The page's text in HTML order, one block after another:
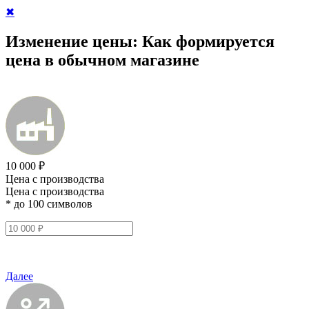
✖
Изменение цены: Как формируется
цена в обычном магазине
10 000 ₽
Цена с производства
Цена с производства
* до 100 символов
Далее